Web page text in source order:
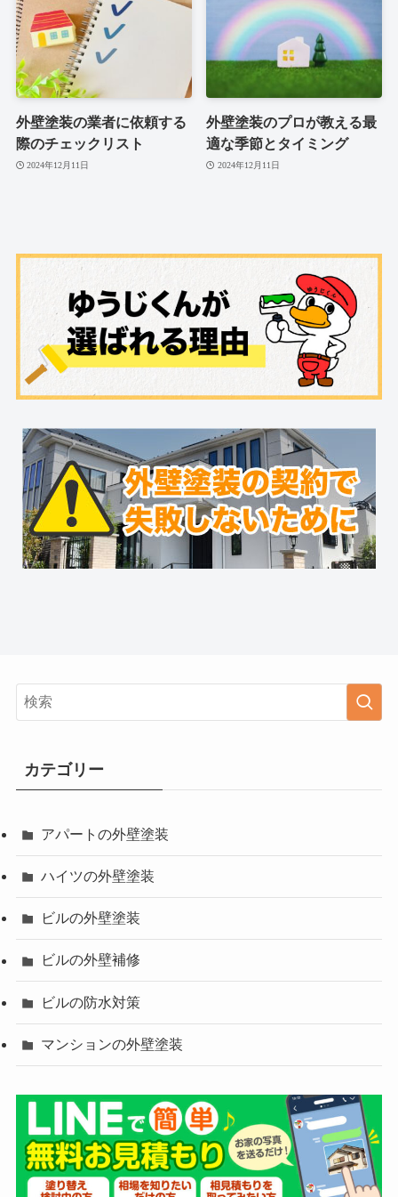
外壁塗装の業者に依頼する
際のチェックリスト
2024年12月11日
外壁塗装のプロが教える最
適な季節とタイミング
2024年12月11日
カテゴリー
アパートの外壁塗装
ハイツの外壁塗装
ビルの外壁塗装
ビルの外壁補修
ビルの防水対策
マンションの外壁塗装